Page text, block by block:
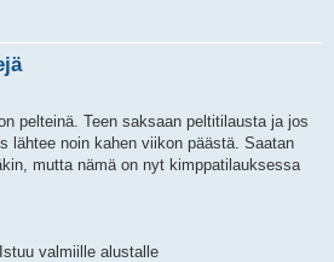
pelteinä. Teen saksaan peltitilausta ja jos
lähtee noin kahen viikon päästä. Saatan
mutta nämä on nyt kimppatilauksessa
valmiille alustalle